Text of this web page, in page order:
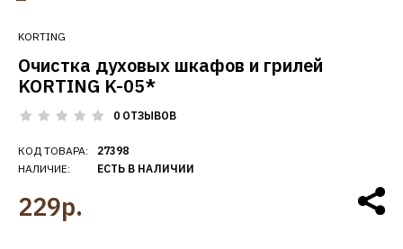
KORTING
Очистка духовых шкафов и грилей
KORTING K-05*
0 ОТЗЫВОВ
КОД ТОВАРА:
НАЛИЧИЕ:
27398
ЕСТЬ В НАЛИЧИИ
229р.